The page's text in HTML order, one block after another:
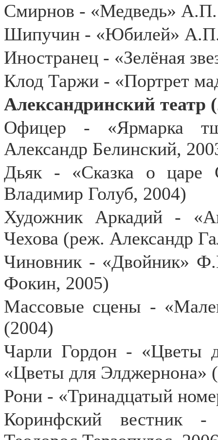
Смирнов - «Медведь» А.П.
Шипучин - «Юбилей» А.П.
Иностранец - «Зелёная
Клод Таржи - «Портрет
Александринский театр
Офицер - «Ярмарка
Александр Белинский,
Дьяк - «Сказка о царе
Владимир Голуб, 2004)
Художник Аркадий -
Чехова (реж. Александр
Чиновник - «Двойник»
Фокин, 2005)
Массовые сцены -
(2004)
Чарли Гордон - «Цветы
«Цветы для Элджернона»
Рони - «Тринадцатый
Коринфский вестник